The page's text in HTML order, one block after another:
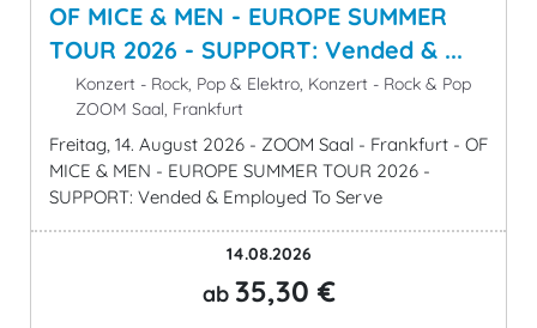
OF MICE & MEN - EUROPE SUMMER
TOUR 2026 - SUPPORT: Vended & ...
Konzert - Rock, Pop & Elektro, Konzert - Rock & Pop
ZOOM Saal, Frankfurt
Freitag, 14. August 2026 - ZOOM Saal - Frankfurt - OF
MICE & MEN - EUROPE SUMMER TOUR 2026 -
SUPPORT: Vended & Employed To Serve
14.08.2026
ab 35,30 €